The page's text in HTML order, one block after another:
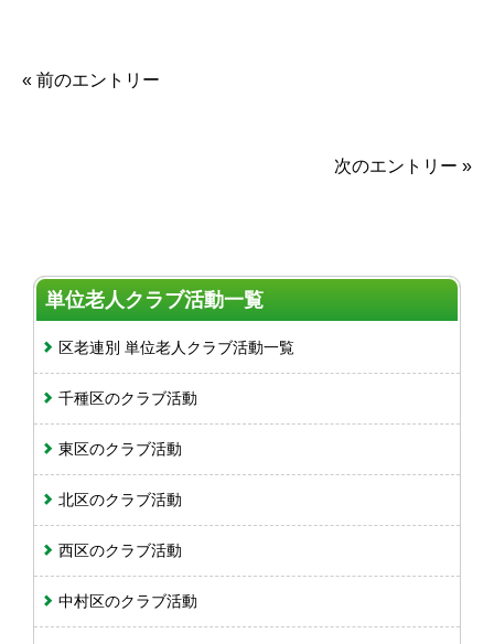
« 前のエントリー
次のエントリー »
単位老人クラブ活動一覧
区老連別 単位老人クラブ活動一覧
千種区のクラブ活動
東区のクラブ活動
北区のクラブ活動
西区のクラブ活動
中村区のクラブ活動